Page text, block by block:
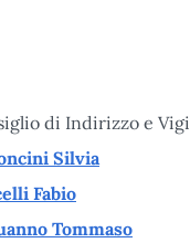
di Indirizzo e
Silvia
Fabio
Tommaso